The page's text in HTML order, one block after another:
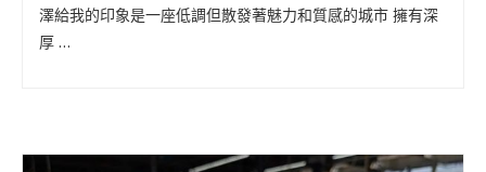
澤給我的印象是一座低調但散發著魅力和質感的城市 擁有深
厚 …